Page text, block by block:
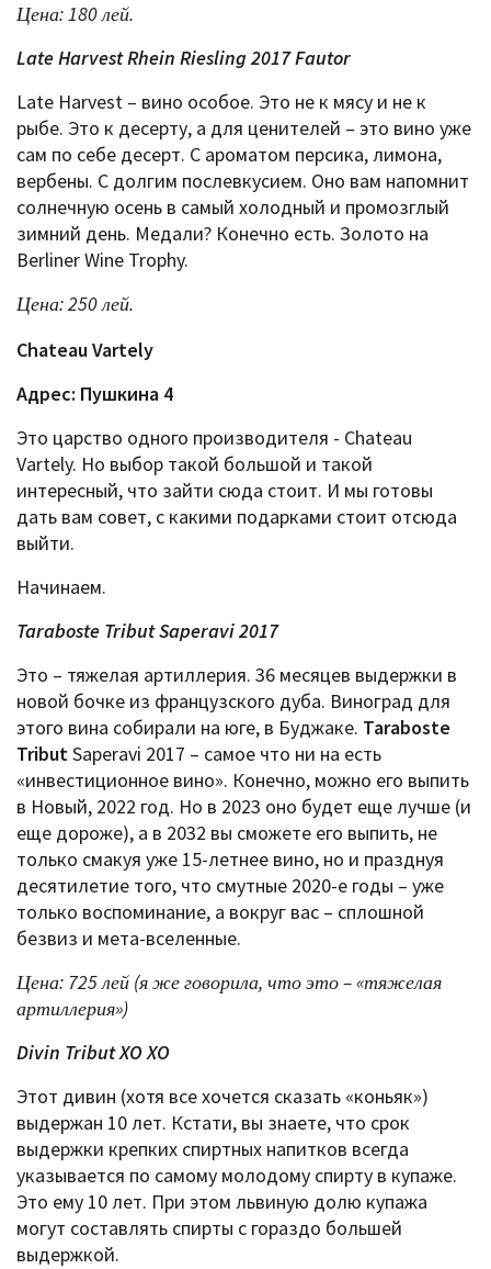
Цена: 180 лей.
Late Harvest Rhein Riesling 2017 Fautor
Late Harvest – вино особое. Это не к мясу и не к
рыбе. Это к десерту, а для ценителей – это вино уже
сам по себе десерт. С ароматом персика, лимона,
вербены. С долгим послевкусием. Оно вам напомнит
солнечную осень в самый холодный и промозглый
зимний день. Медали? Конечно есть. Золото на
Berliner Wine Trophy.
Цена: 250 лей.
ChateauVartely
Адрес: Пушкина 4
Это царство одного производителя - Chateau
Vartely. Но выбор такой большой и такой
интересный, что зайти сюда стоит. И мы готовы
дать вам совет, с какими подарками стоит отсюда
выйти.
Начинаем.
Taraboste Tribut Saperavi 2017
Это – тяжелая артиллерия. 36 месяцев выдержки в
новой бочке из французского дуба. Виноград для
этого вина собирали на юге, в Буджаке.​ Taraboste
TributSaperavi 2017 – самое что ни на есть
«инвестиционное вино». Конечно, можно его выпить
в Новый, 2022 год. Но в 2023 оно будет еще лучше (и
еще дороже), а в 2032 вы сможете его выпить, не
только смакуя уже 15-летнее вино, но и празднуя
десятилетие того, что смутные 2020-е годы – уже
только воспоминание, а вокруг вас – сплошной
безвиз и мета-вселенные.
Цена: 725 лей (я же говорила, что это – «тяжелая
артиллерия»)
Divin Tribut XO XO
Этот дивин (хотя все хочется сказать «коньяк»)
выдержан 10 лет. Кстати, вы знаете, что срок
выдержки крепких спиртных напитков всегда
указывается по самому молодому спирту в купаже.
Это ему 10 лет. При этом львиную долю купажа
могут составлять спирты с гораздо большей
выдержкой.